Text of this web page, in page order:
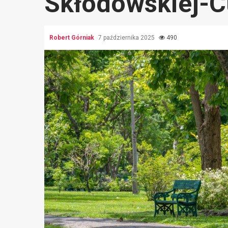
Robert Górniak 7 października 2025 490